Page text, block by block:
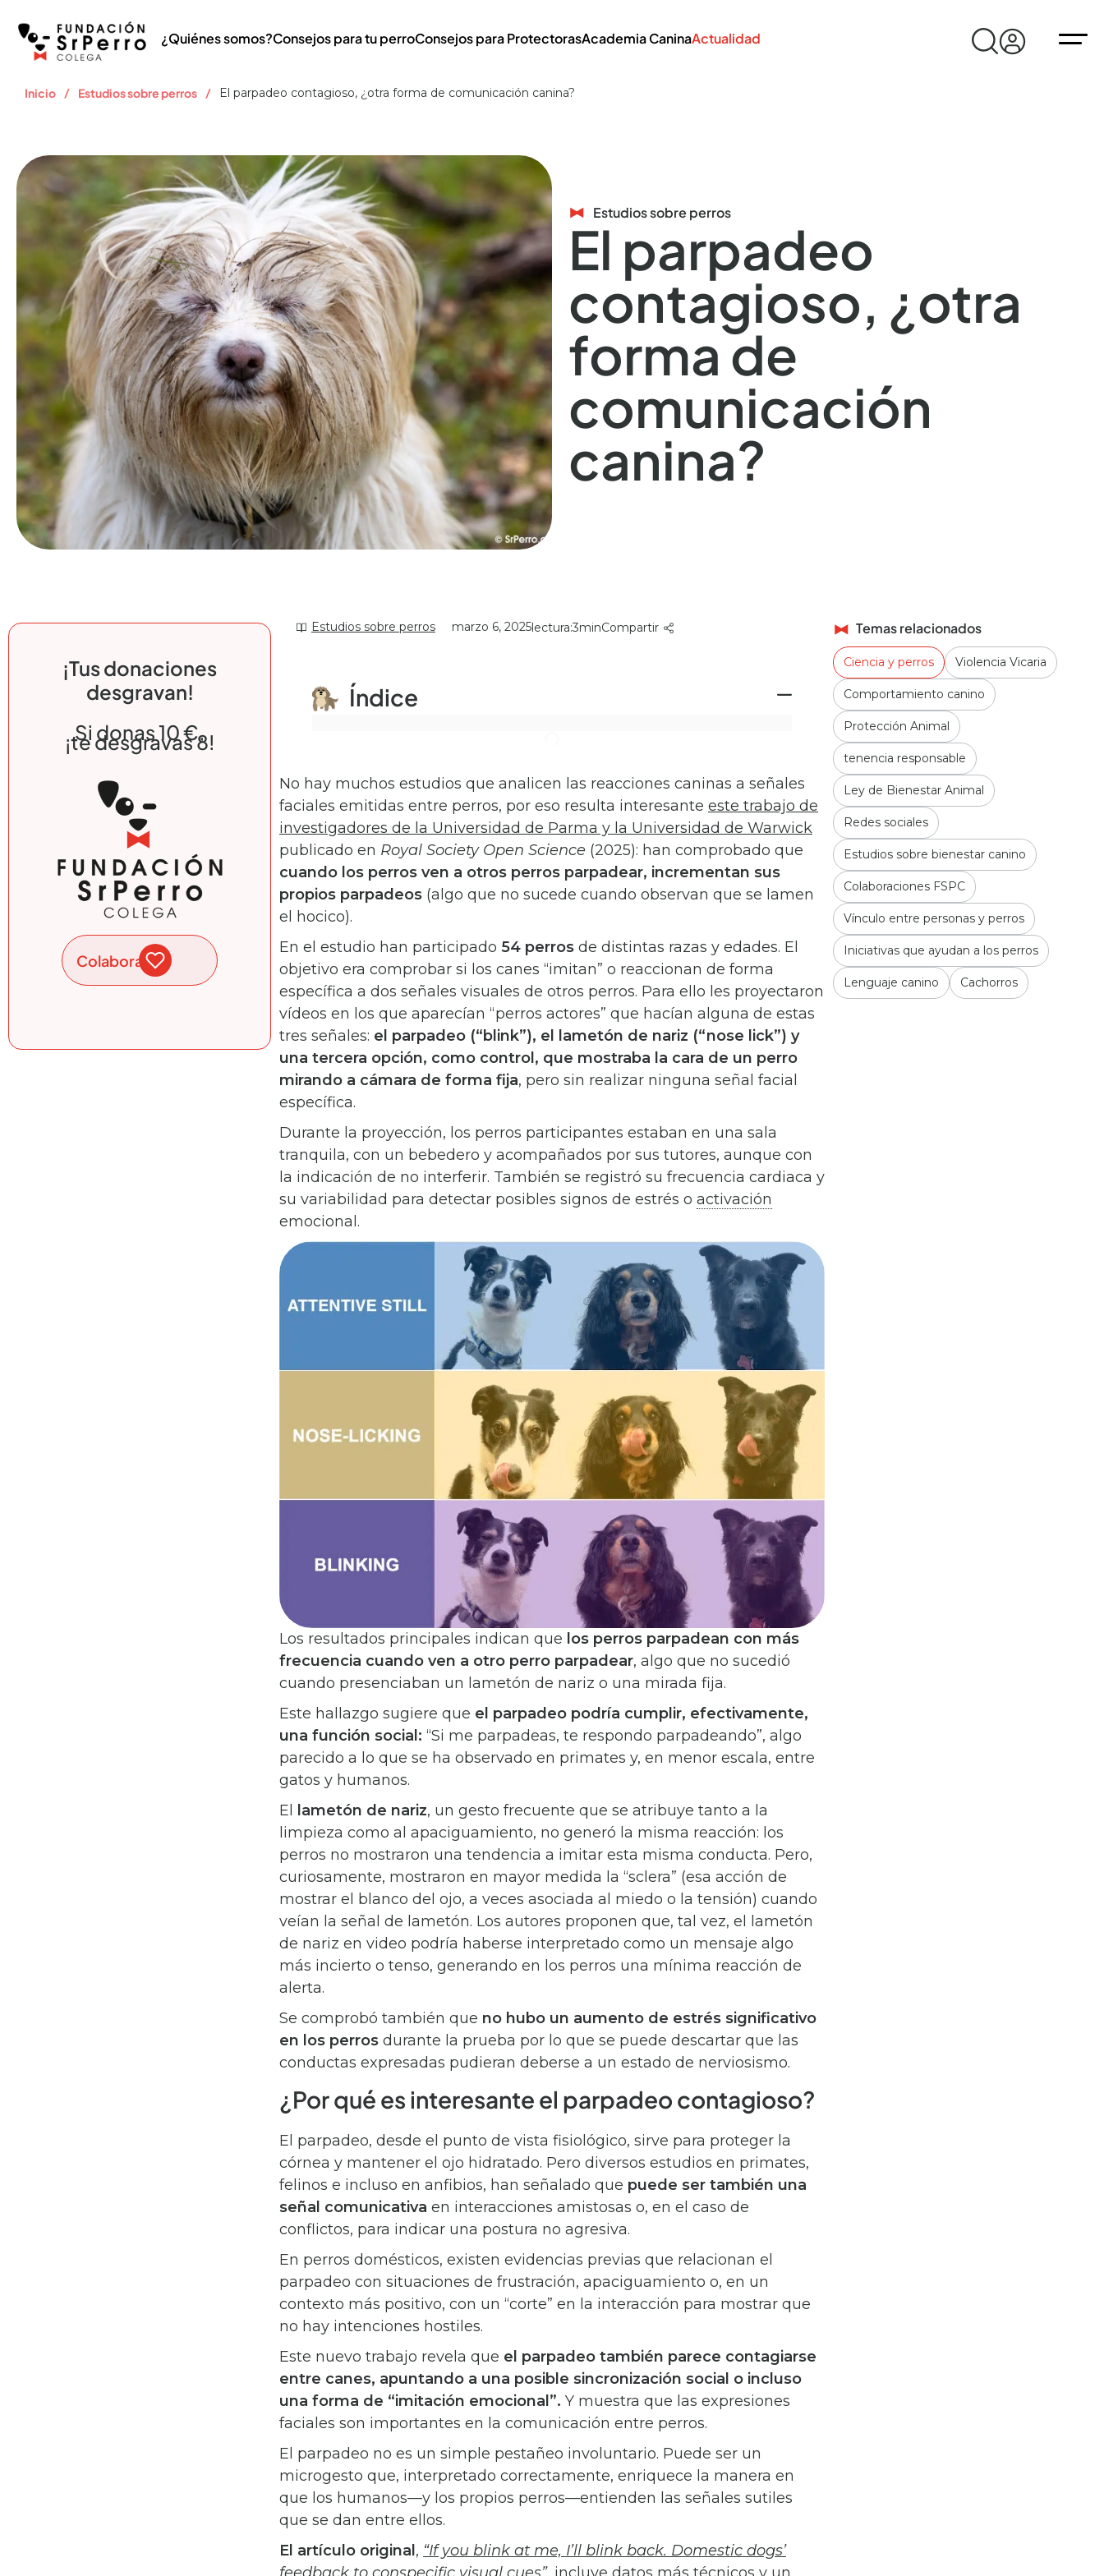
¿Quiénes somos?Consejos para tu perroConsejos para ProtectorasAcademia CaninaActualidad
Inicio / Estudios sobre perros / El parpadeo contagioso, ¿otra forma de comunicación canina?
Estudios sobre perros
El parpadeo
contagioso, ¿otra
forma de
comunicación
canina?
¡Tus donaciones
desgravan!
Si donas 10 €,
¡te desgravas 8!
Colabora
Estudios sobre perros marzo 6, 2025lectura:3 Compartir
Índice
No hay muchos estudios que analicen las reacciones caninas a señales
faciales emitidas entre perros, por eso resulta interesante este trabajo de
investigadores de la Universidad de Parma y la Universidad de Warwick
publicado en Royal Society Open Science (2025): han comprobado que
cuando los perros ven a otros perros parpadear, incrementan sus
propios parpadeos (algo que no sucede cuando observan que se lamen
el hocico).
En el estudio han participado 54 perros de distintas razas y edades. El
objetivo era comprobar si los canes “imitan” o reaccionan de forma
específica a dos señales visuales de otros perros. Para ello les proyectaron
vídeos en los que aparecían “perros actores” que hacían alguna de estas
tres señales: el parpadeo (“blink”), el lametón de nariz (“nose lick”) y
una tercera opción, como control, que mostraba la cara de un perro
mirando a cámara de forma fija, pero sin realizar ninguna señal facial
específica.
Durante la proyección, los perros participantes estaban en una sala
tranquila, con un bebedero y acompañados por sus tutores, aunque con
la indicación de no interferir. También se registró su frecuencia cardiaca y
su variabilidad para detectar posibles signos de estrés o activación
emocional.
Los resultados principales indican que los perros parpadean con más
frecuencia cuando ven a otro perro parpadear, algo que no sucedió
cuando presenciaban un lametón de nariz o una mirada fija.
Este hallazgo sugiere que el parpadeo podría cumplir, efectivamente,
una función social: “Si me parpadeas, te respondo parpadeando”, algo
parecido a lo que se ha observado en primates y, en menor escala, entre
gatos y humanos.
El
lametón de nariz, un gesto frecuente que se atribuye tanto a la
limpieza como al apaciguamiento, no generó la misma reacción: los
perros no mostraron una tendencia a imitar esta misma conducta. Pero,
curiosamente, mostraron en mayor medida la “sclera” (esa acción de
mostrar el blanco del ojo, a veces asociada al miedo o la tensión) cuando
veían la señal de lametón. Los autores proponen que, tal vez, el lametón
de nariz en video podría haberse interpretado como un mensaje algo
más incierto o tenso, generando en los perros una mínima reacción de
alerta.
Se comprobó también que no hubo un aumento de estrés significativo
en los perros durante la prueba por lo que se puede descartar que las
conductas expresadas pudieran deberse a un estado de nerviosismo.
¿Por qué es interesante el parpadeo contagioso?
El parpadeo, desde el punto de vista fisiológico, sirve para proteger la
córnea y mantener el ojo hidratado. Pero diversos estudios en primates,
felinos e incluso en anfibios, han señalado que puede ser también una
señal comunicativa en interacciones amistosas o, en el caso de
conflictos, para indicar una postura no agresiva.
En perros domésticos, existen evidencias previas que relacionan el
parpadeo con situaciones de frustración, apaciguamiento o, en un
contexto más positivo, con un “corte” en la interacción para mostrar que
no hay intenciones hostiles.
Este nuevo trabajo revela que el parpadeo también parece contagiarse
entre canes, apuntando a una posible sincronización social o incluso
una forma de “imitación emocional”. Y muestra que las expresiones
faciales son importantes en la comunicación entre perros.
El parpadeo no es un simple pestañeo involuntario. Puede ser un
microgesto que, interpretado correctamente, enriquece la manera en
que los humanos—y los propios perros—entienden las señales sutiles
que se dan entre ellos.
El artículo original , “If you blink at me, I’ll blink back. Domestic dogs’
Temas relacionados
Violencia Vicaria
Comportamiento canino
Protección Animal
tenencia responsable
Ley de Bienestar Animal
Redes sociales
Ciencia y perros
Estudios sobre bienestar canino
Colaboraciones FSPC
Vínculo entre personas y perros
Iniciativas que ayudan a los perros
Lenguaje canino Cachorros